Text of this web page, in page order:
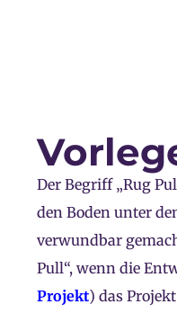
Der Begriff „Rug
den Boden unter
verwundbar
Pull“, wenn die
Projekt) das